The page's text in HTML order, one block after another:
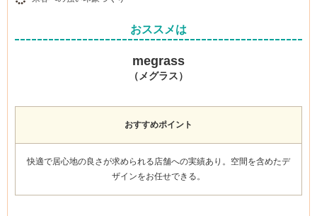
おススメは
megrass
（メグラス）
おすすめポイント
快適で居心地の良さが求められる店舗への実績あり 。空間を含めたデ
ザインをお任せできる。